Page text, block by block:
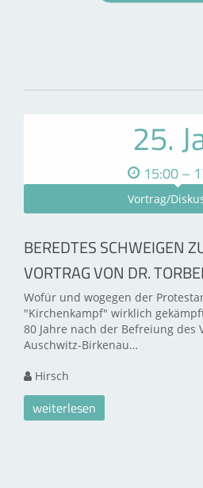
25.
15:00 –
Vortrag/
BEREDTES SCHWEIGEN
VORTRAG VON DR.
Wofür und wogegen der
"Kirchenkampf" wirklich
80 Jahre nach der Befreiung des
Auschwitz-Birkenau…
Hirsch
weiterlesen